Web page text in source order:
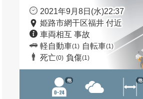
2021年9月8日(水)22:37
姫路市網干区福井 付近
車両相互 事故
軽自動車(1) 自転車(1)
死亡(0) 負傷(1)
他 他